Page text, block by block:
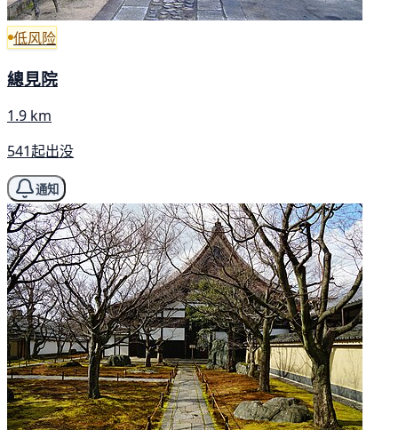
低风险
總見院
1.9 km
541起出没
通知